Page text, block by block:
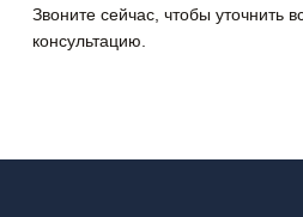
Звоните сейчас, чтобы уточнить
консультацию.